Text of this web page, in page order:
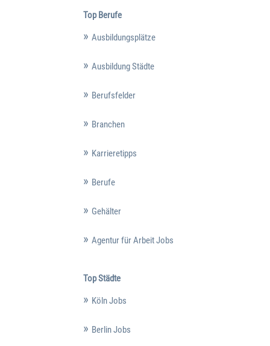
Top Berufe
Ausbildungsplätze
Ausbildung Städte
Berufsfelder
Branchen
Karrieretipps
Berufe
Gehälter
Agentur für Arbeit Jobs
Top Städte
Köln Jobs
Berlin Jobs